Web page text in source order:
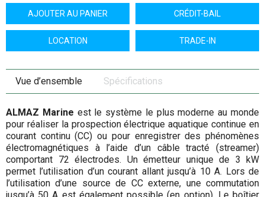
AJOUTER AU PANIER CRÉDIT-BAIL
LOCATION TRADE-IN
Vue d’ensemble Spécifications
ALMAZ Marine est le système le plus moderne au monde
pour réaliser la prospection électrique aquatique continue en
courant continu (CC) ou pour enregistrer des phénomènes
électromagnétiques à l’aide d’un câble tracté (streamer)
comportant 72 électrodes. Un émetteur unique de 3 kW
permet l’utilisation d’un courant allant jusqu’à 10 A. Lors de
l’utilisation d’une source de CC externe, une commutation